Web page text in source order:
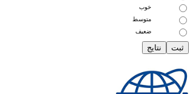
متوسط
ضعیف